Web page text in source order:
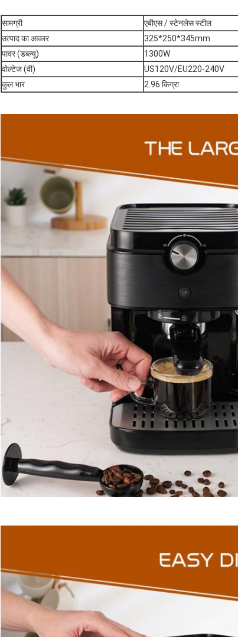
सामग्री
एबीएस / स्टेनलेस स्टील
उत्पाद का आकार
325*250*345mm
पावर (डब्ल्यू)
1300W
वोल्टेज (वी)
US120V/EU220-240V
कुल भार
2.96 किग्रा